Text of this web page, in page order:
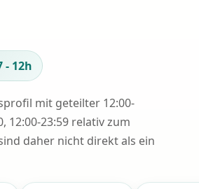
- 12h
mit geteilter 12:00-
12:00-23:59 relativ zum
daher nicht direkt als ein